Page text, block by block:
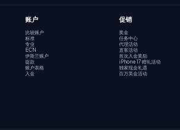
账户
比较账户
标准
专业
ECN
伊斯兰账户
提款
账户表格
入金
促销
奖金
任务中心
代理活动
直客活动
首次入金奖励
iPhone 17 赠礼活动
独家现金礼遇
百万美金活动